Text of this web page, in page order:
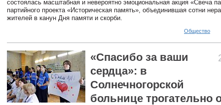
состоялась масштабная и невероятно эмоциональная акция «Свеча
партийного проекта «Историческая память», объединившая сотни
жителей в канун Дня памяти и скорби.
Общество
«Спасибо за ваши
сердца»: в
Солнечногорской
больнице трогательно